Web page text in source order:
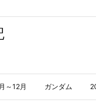
～12月 ガンダム